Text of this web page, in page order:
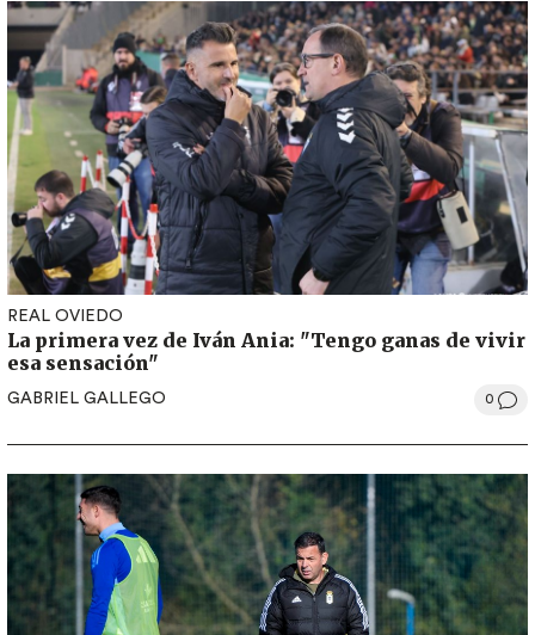
REAL OVIEDO
La primera vez de Iván Ania: "Tengo ganas de vivir
esa sensación"
GABRIEL GALLEGO 0